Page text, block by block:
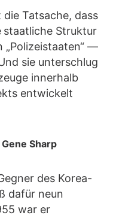
die Tatsache, dass
staatliche Struktur
—
sie unterschlug
innerhalb
entwickelt
Sharp
des Korea-
dafür neun
war er